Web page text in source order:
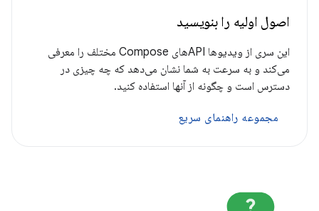
اصول اولیه را بنویسید
این سری از ویدیوها APIهای Compose مختلف را معرفی
می‌کند و به سرعت به شما نشان می‌دهد که چه چیزی در
دسترس است و چگونه از آنها استفاده کنید.
مجموعه راهنمای سریع